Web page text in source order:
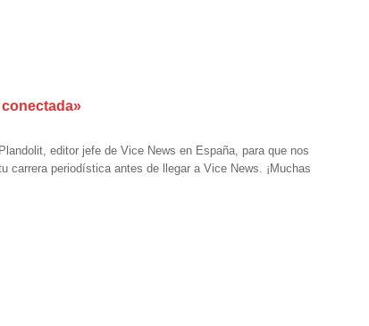
editor jefe de Vice News en España, para que nos
carrera periodística antes de llegar a Vice News. ¡Muchas